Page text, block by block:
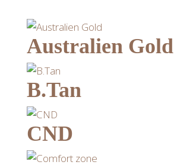
Australien Gold
B.Tan
CND